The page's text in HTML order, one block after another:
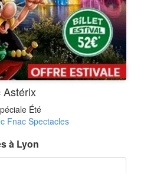
Astérix
Été
Fnac Spectacles
à Lyon